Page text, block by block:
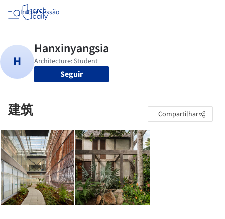
Iniciar sessão
Seguir
建筑 Compartilhar